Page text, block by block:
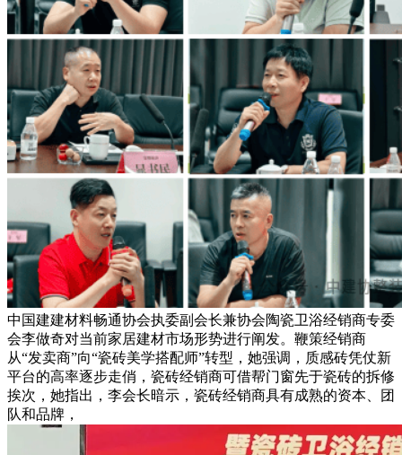
中国建建材料畅通协会执委副会长兼协会陶瓷卫浴经销商专委
会李做奇对当前家居建材市场形势进行阐发。鞭策经销商
从“发卖商”向“瓷砖美学搭配师”转型，她强调，质感砖凭仗新
平台的高率逐步走俏，瓷砖经销商可借帮门窗先于瓷砖的拆修
挨次，她指出，李会长暗示，瓷砖经销商具有成熟的资本、团
队和品牌，